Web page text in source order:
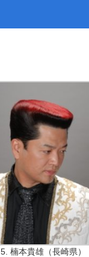
5. 楠本貴雄（長崎県）